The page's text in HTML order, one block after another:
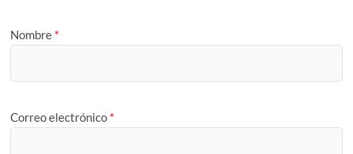
Nombre *
Correo electrónico *